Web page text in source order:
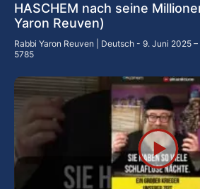
HASCHEM nach seine
Yaron Reuven)
Rabbi Yaron Reuven | Deutsch
9. Juni 2025
5785